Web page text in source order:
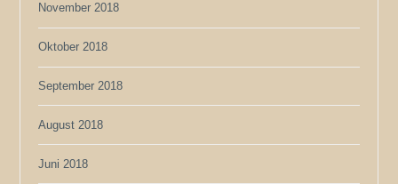
November 2018
Oktober 2018
September 2018
August 2018
Juni 2018